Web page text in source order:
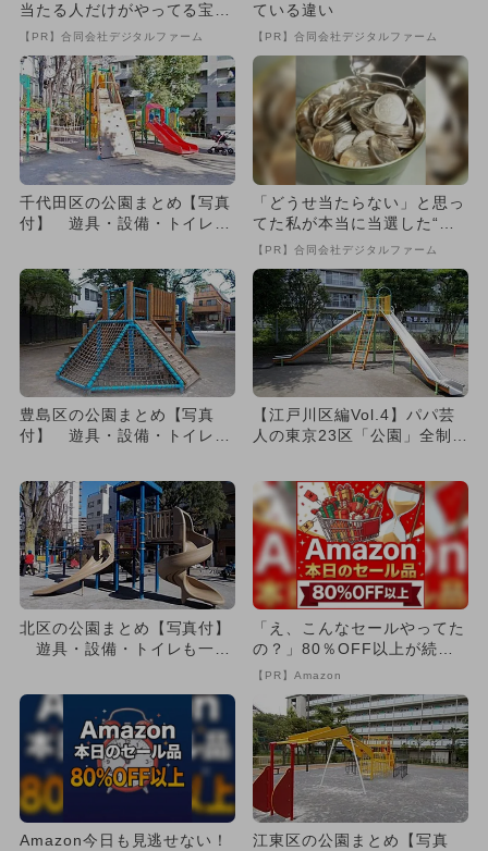
当たる人だけがやってる宝く
じの習慣
【PR】合同会社デジタルファーム
ている違い
【PR】合同会社デジタルファーム
千代田区の公園まとめ【写真
付】 遊具・設備・トイレも
「どうせ当たらない」と思っ
てた私が本当に当選した“買
い方”がこれ
【PR】合同会社デジタルファーム
豊島区の公園まとめ【写真
付】 遊具・設備・トイレも
【江戸川区編Vol.4】パパ芸
人の東京23区「公園」全制覇
北区の公園まとめ【写真付】
遊具・設備・トイレも一挙
「え、こんなセールやってた
の？」80％OFF以上が続々
登場！Amazonの本気が...
【PR】Amazon
Amazon今日も見逃せない！
江東区の公園まとめ【写真